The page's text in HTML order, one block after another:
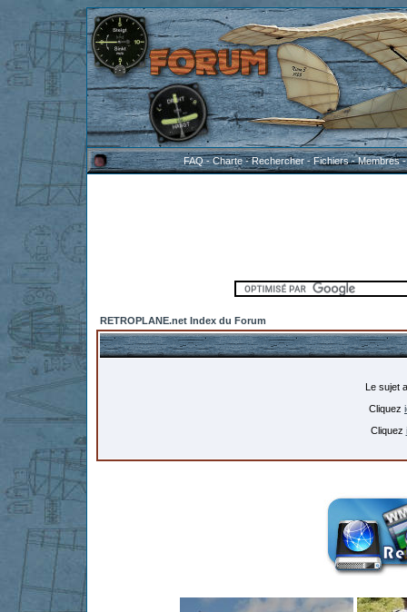
FAQ-Charte-Rechercher-Fichiers-Membres
RETROPLANE.net Index du Forum
Le sujet
Cliquez
Cliquez